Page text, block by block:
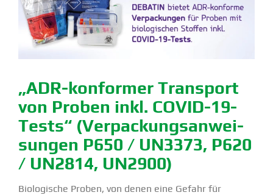
„ADR-konformer Transport
von Proben inkl. COVID-19-
Tests“ (Verpa­ckungs­an­wei­
sungen P650 / UN3373, P620
/ UN2814, UN2900)
Biolo­gische Proben, von denen eine Gefahr für